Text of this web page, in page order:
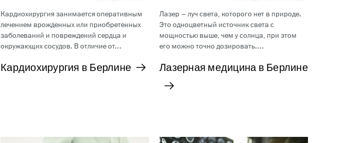
Кардиохирургия занимается оперативным
лечением врожденных или приобретенных
заболеваний и повреждений сердца и
окружающих сосудов. В отличие от…
Кардиохирургия в Берлине
Лазер – луч света, которого нет в природе.
Это одноцветный источник света с
мощностью выше, чем у солнца, при этом
его можно точно дозировать.…
Лазерная медицина в Берлине